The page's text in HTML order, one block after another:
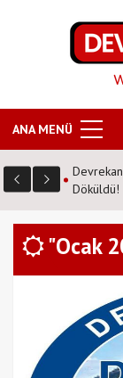
ANA MENÜ
Döküldü!
"Ocak